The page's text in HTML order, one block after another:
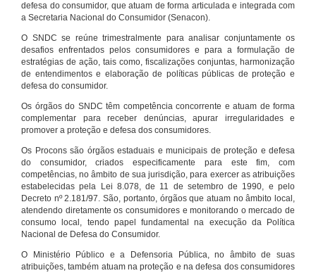
defesa do consumidor, que atuam de forma articulada e integrada com
a Secretaria Nacional do Consumidor (Senacon).
O SNDC se reúne trimestralmente para analisar conjuntamente os
desafios enfrentados pelos consumidores e para a formulação de
estratégias de ação, tais como, fiscalizações conjuntas, harmonização
de entendimentos e elaboração de políticas públicas de proteção e
defesa do consumidor.
Os órgãos do SNDC têm competência concorrente e atuam de forma
complementar para receber denúncias, apurar irregularidades e
promover a proteção e defesa dos consumidores.
Os Procons são órgãos estaduais e municipais de proteção e defesa
do consumidor, criados especificamente para este fim, com
competências, no âmbito de sua jurisdição, para exercer as atribuições
estabelecidas pela Lei 8.078, de 11 de setembro de 1990, e pelo
Decreto nº 2.181/97. São, portanto, órgãos que atuam no âmbito local,
atendendo diretamente os consumidores e monitorando o mercado de
consumo local, tendo papel fundamental na execução da Política
Nacional de Defesa do Consumidor.
O Ministério Público e a Defensoria Pública, no âmbito de suas
atribuições, também atuam na proteção e na defesa dos consumidores